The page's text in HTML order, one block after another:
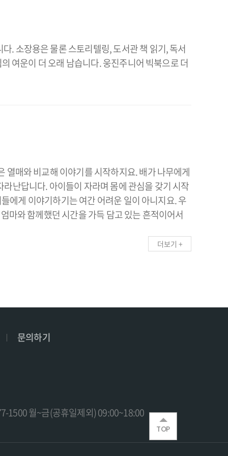
. 소장용은 물론 스토리텔링, 도서관 책 읽기, 독서
여운이 더 오래 남습니다. 웅진주니어 빅북으로 더
열매와 비교해 이야기를 시작하지요. 배가 나무에게
난답니다. 아이들이 자라며 몸에 관심을 갖기 시작
에게 이야기하기는 여간 어려운 일이 아니지요. 우
마와 함께했던 시간을 가득 담고 있는 흔적이어서
더보기 +
문의하기
1500 월~금(공휴일제외) 09:00~18:00
TOP